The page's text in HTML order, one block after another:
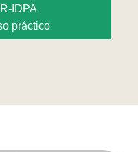
IDPA
práctico